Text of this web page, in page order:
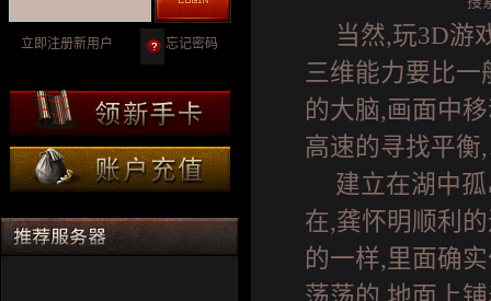
忘记密码
立即注册新用户
当然,玩3D游
三维能力要比一
的大脑,画面中
高速的寻找平衡
建立在湖中
在,龚怀明顺利
的一样,里面确